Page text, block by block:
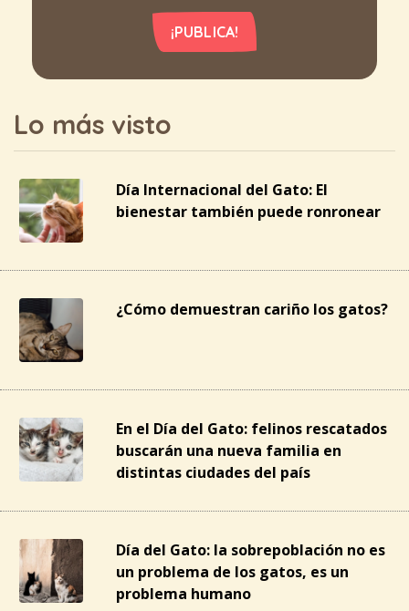
¡PUBLICA!
Lo más visto
Día Internacional del Gato: El
bienestar también puede ronronear
¿Cómo demuestran cariño los gatos?
En el Día del Gato: felinos rescatados
buscarán una nueva familia en
distintas ciudades del país
Día del Gato: la sobrepoblación no es
un problema de los gatos, es un
problema humano